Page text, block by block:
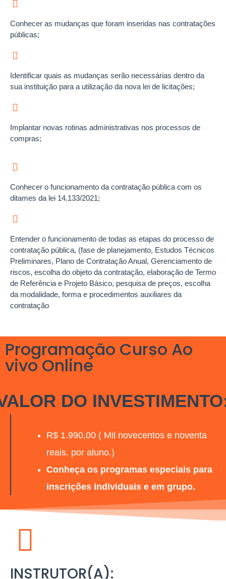
Conhecer as mudanças que foram inseridas nas contratações
públicas;
Identificar quais as mudanças serão necessárias dentro da
sua instituição para a utilização da nova lei de licitações;
Implantar novas rotinas administrativas nos processos de
compras;
Conhecer o funcionamento da contratação pública com os
ditames da lei 14.133/2021;
Entender o funcionamento de todas as etapas do processo de
contratação pública, (fase de planejamento, Estudos Técnicos
Preliminares, Plano de Contratação Anual, Gerenciamento de
riscos, escolha do objeto da contratação, elaboração de Termo
de Referência e Projeto Básico, pesquisa de preços, escolha
da modalidade, forma e procedimentos auxiliares da
contratação
Programação Curso Ao
vivo Online​
DO
R$ 1.990,00 ( Mil novecentos e noventa
reais. por aluno.)
Conheça os programas especiais para
inscrições individuais e em grupo.
INSTRUTOR(A):